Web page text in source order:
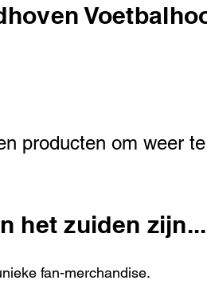
producten om weer
het zuiden zijn...
fan-merchandise.